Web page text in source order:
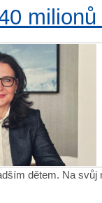
milionů
dětem. Na svůj